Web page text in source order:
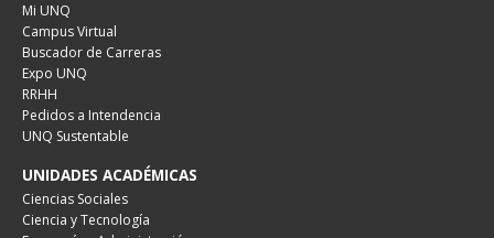
Mi UNQ
Campus Virtual
Buscador de Carreras
Expo UNQ
RRHH
Pedidos a Intendencia
UNQ Sustentable
UNIDADES ACADÉMICAS
Ciencias Sociales
Ciencia y Tecnología